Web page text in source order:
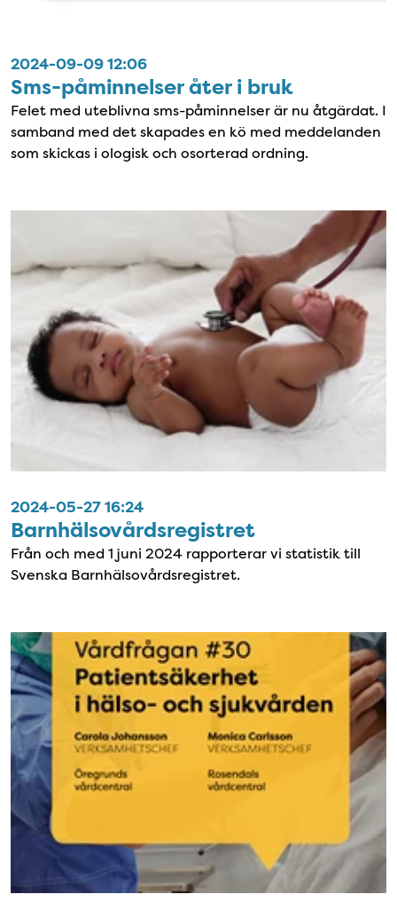
2024-09-09 12:06
Sms-påminnelser åter i bruk
Felet med uteblivna sms-påminnelser är nu åtgärdat. I
samband med det skapades en kö med meddelanden
som skickas i ologisk och osorterad ordning.
2024-05-27 16:24
Barnhälsovårdsregistret
Från och med 1 juni 2024 rapporterar vi statistik till
Svenska Barnhälsovårdsregistret.